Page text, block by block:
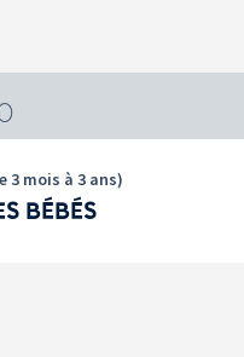
3 mois à 3 ans)
BÉBÉS